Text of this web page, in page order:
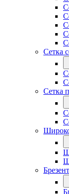
Сетка
Сетка
Брезент